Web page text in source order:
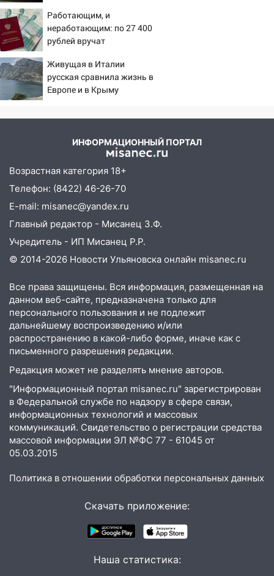
19:12
В Ульяновской области
руководителя частной компании
наказали за сокрытие прошлого своего
сотрудник
18:02
В Ульяновск едут звезды
баскетбола!
оставил в силе приговор руководству
«УльяновскФармации» за махинации на
3,2 млн рублей
16:09 Ветераны легкой атлетики из
Ульяновска успешно выступили на
Чемпионате России
16:02 В Ульяновской области убрали
более 28% площадей зерновых и
зернобобовых культур
Ульяновской области завели дело на
агрессивную женщину
15:47 На улице Радищева сбили
курьера: крупная авария в Ульяновске
15:15 Проводил до квартиры и ограбил:
новый кавалер женщины оказался
14:26 В Ульяновске ограничат движение
по улице Ефремова
14:23
67% ульяновцев готовы
передумать увольняться, если им
более 4,6 миллиона рублей: перед
судом предстанет банда
автоподставщиков
В Инзе произошел крупный пожар
Работающим, и
неработающим: по 27 400
рублей вручат
PrimaMedia.ru
Живущая в Италии
русская сравнила жизнь в
Европе и в Крыму
ИНФОРМАЦИОННЫЙ ПОРТАЛ
Возрастная категория 18+
Телефон: (8422) 46-26-70
E-mail: misanec@yandex.ru
Главный редактор - Мисанец З.Ф.
Учредитель - ИП Мисанец Р.Р.
© 2014-2026 Новости Ульяновска онлайн misanec.ru
Все права защищены. Вся информация, размещенная на
данном веб-сайте, предназначена только для
персонального пользования и не подлежит
дальнейшему воспроизведению и/или
распространению в какой-либо форме, иначе как с
письменного разрешения редакции.
Редакция может не разделять мнение авторов.
"Информационный портал misanec.ru" зарегистрирован
в Федеральной службе по надзору в сфере связи,
информационных технологий и массовых
коммуникаций. Свидетельство о регистрации средства
массовой информации ЭЛ №ФС 77 - 61045 от
05.03.2015
Политика в отношении обработки персональных данных
Скачать приложение:
Наша статистика: